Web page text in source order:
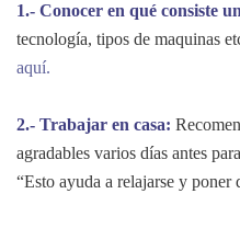
1.- Conocer en qué consiste
tecnología, tipos de maquinas
aquí.
2.- Trabajar en casa:
agradables varios días antes
“Esto ayuda a relajarse y poner